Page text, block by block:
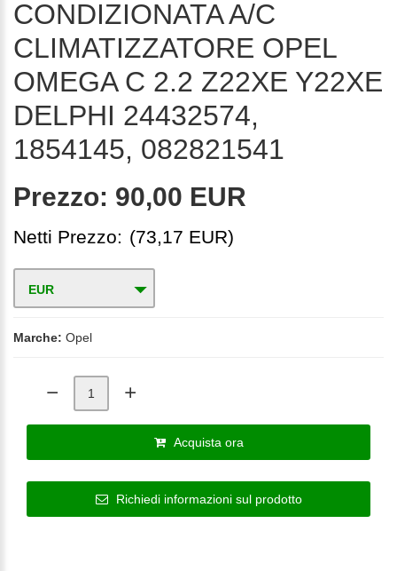
CONDIZIONATA A/C
CLIMATIZZATORE OPEL
OMEGA C 2.2 Z22XE Y22XE
DELPHI 24432574,
1854145, 082821541
Prezzo: 90,00 EUR
Netti Prezzo: (73,17 EUR)
EUR
Marche: Opel
Acquista ora
Richiedi informazioni sul prodotto